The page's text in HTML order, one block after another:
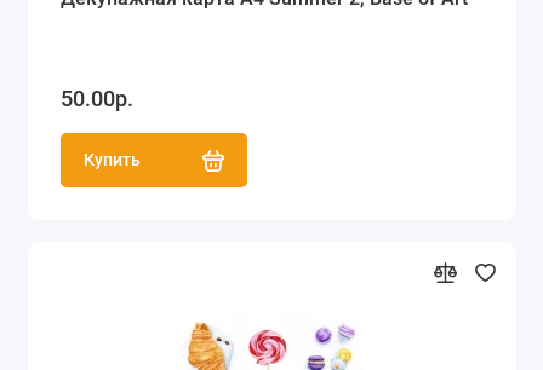
50.00р.
Купить